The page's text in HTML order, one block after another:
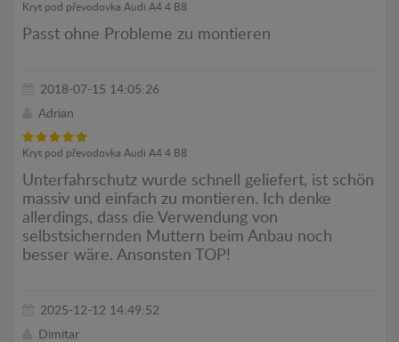
Kryt pod převodovka Audi A4 4 B8
Passt ohne Probleme zu montieren
2018-07-15 14:05:26
Adrian
Kryt pod převodovka Audi A4 4 B8
Unterfahrschutz wurde schnell geliefert, ist schön
massiv und einfach zu montieren. Ich denke
allerdings, dass die Verwendung von
selbstsichernden Muttern beim Anbau noch
besser wäre. Ansonsten TOP!
2025-12-12 14:49:52
Dimitar